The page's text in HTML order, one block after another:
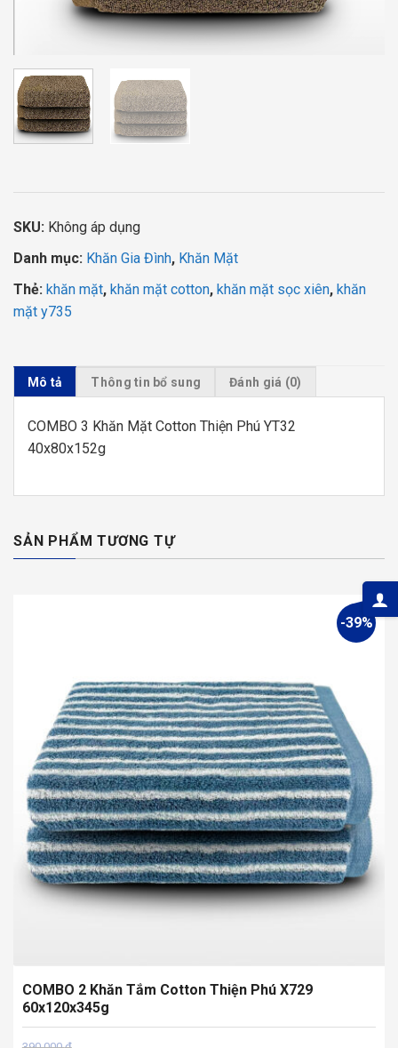
SKU: Không áp dụng
Danh mục: Khăn Gia Đình, Khăn Mặt
Thẻ: khăn mặt, khăn mặt cotton, khăn mặt sọc xiên, khăn
mặt y735
Mô tả Thông tin bổ sung Đánh giá (0)
COMBO 3 Khăn Mặt Cotton Thiện Phú YT32
40x80x152g
SẢN PHẨM TƯƠNG TỰ
-39%
COMBO 2 Khăn Tắm Cotton Thiện Phú X729
60x120x345g